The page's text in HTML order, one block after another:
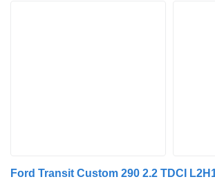
Ford Transit Custom 290 2.2 TDCI